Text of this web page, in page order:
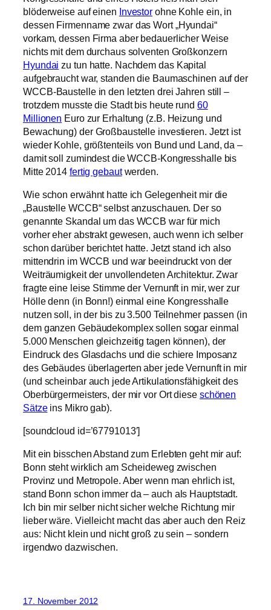
blöderweise auf einen Investor ohne Kohle ein, in
dessen Firmenname zwar das Wort „Hyundai“
vorkam, dessen Firma aber bedauerlicher Weise
nichts mit dem durchaus solventen Großkonzern
Hyundai zu tun hatte. Nachdem das Kapital
aufgebraucht war, standen die Baumaschinen auf der
WCCB-Baustelle in den letzten drei Jahren still –
trotzdem musste die Stadt bis heute rund 60
Millionen Euro zur Erhaltung (z.B. Heizung und
Bewachung) der Großbaustelle investieren. Jetzt ist
wieder Kohle, größtenteils von Bund und Land, da –
damit soll zumindest die WCCB-Kongresshalle bis
Mitte 2014 fertig gebautwerden.
Wie schon erwähnt hatte ich Gelegenheit mir die
„Baustelle WCCB“ selbst anzuschauen. Der so
genannte Skandal um das WCCB war für mich
vorher eher abstrakt gewesen, auch wenn ich selber
schon darüber berichtet hatte. Jetzt stand ich also
mittendrin im WCCB und war beeindruckt von der
Weiträumigkeit der unvollendeten Architektur. Zwar
fragte eine leise Stimme der Vernunft in mir, wer zur
Hölle denn (in Bonn!) einmal eine Kongresshalle
nutzen soll, in der bis zu 3.500 Teilnehmer passen (in
dem ganzen Gebäudekomplex sollen sogar einmal
5.000 Menschen gleichzeitig tagen können), der
Eindruck des Glasdachs und die schiere Imposanz
des Gebäudes überlagerten aber jede Vernunft in mir
(und scheinbar auch jede Artikulationsfähigkeit des
Oberbürgermeisters, der mir vor Ort diese schönen
Sätzeins Mikro gab).
[soundcloud id=’67791013′]
Mit ein bisschen Abstand zum Erlebten geht mir auf:
Bonn steht wirklich am Scheideweg zwischen
Provinz und Metropole. Aber wenn man ehrlich ist,
stand Bonn schon immer da – auch als Hauptstadt.
Ich bin mir selber nicht sicher welche Richtung mir
lieber wäre. Vielleicht macht das aber auch den Reiz
aus: Nicht klein und nicht groß zu sein – sondern
irgendwo dazwischen.
17. November 2012